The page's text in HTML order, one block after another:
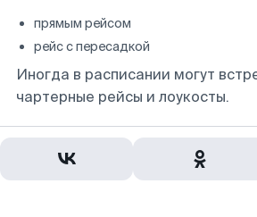
прямым рейсом
рейс с пересадкой
Иногда в расписании могут
чартерные рейсы и лоукосты.